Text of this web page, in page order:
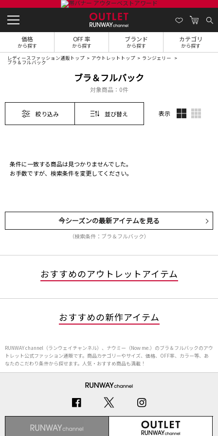
価格
から探す
OFF 率
から探す
ブランド
から探す
カテゴリ
から探す
レディースファッション通販トップ アウトレットトップ ランジェリー
ブラ＆フルバック
ブラ＆フルバック
対象商品： 0件
絞り込み 並び替え 表示
条件に一致する商品は見つかりませんでした。
お手数ですが、検索条件を変更してください。
今シーズンの最新アイテムを見る
（検索条件：ブラ＆フルバック）
おすすめのアウトレットアイテム
おすすめの新作アイテム
RUNWAY channel（ランウェイチャンネル）、ナウミー（Now me.）のブラ＆フルバックのアウ
トレット公式ファッション通販です。商品カテゴリーやサイズ、価格、OFF率、カラー等、あ
なたのこだわり条件から探せます。人気・おすすめ商品も満載！